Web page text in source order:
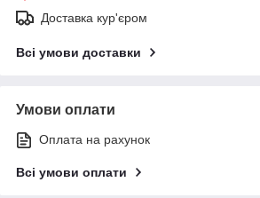
Доставка кур'єром
Всі умови доставки
Умови оплати
Оплата на рахунок
Всі умови оплати